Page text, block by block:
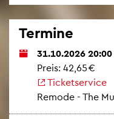
Ter­mi­ne
31.10.2026
Preis: 42,65 €
Ti­cket­ser­vice
Re­mo­de - The